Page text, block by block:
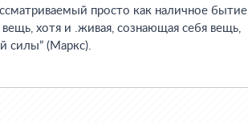
просто как наличное бытие
хотя и .живая, сознающая себя вещь,
силы” (Маркс).